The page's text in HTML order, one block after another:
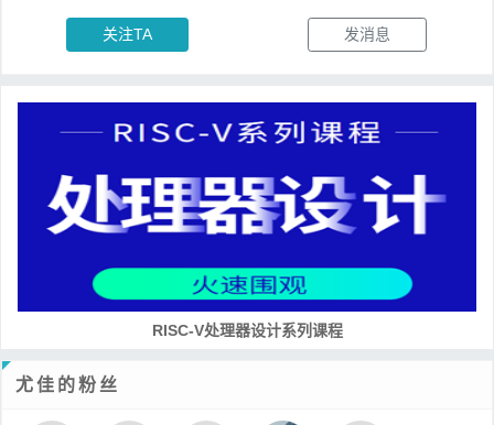
关注TA 发消息
RISC-V处理器设计系列课程
尤佳的粉丝